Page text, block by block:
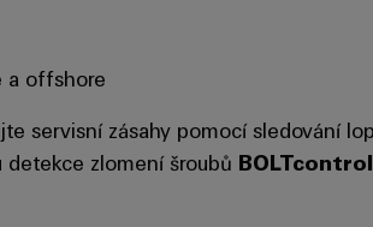
a offshore
servisní zásahy pomocí sledování
zlomení šroubů BOLTcontrol